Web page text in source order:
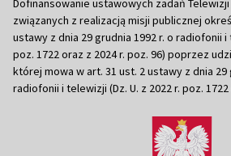
Dofinansowanie ustawowych zadań
związanych z realizacją misji publicznej
ustawy z dnia 29 grudnia 1992 r. o radiofonii i
poz. 1722 oraz z 2024 r. poz. 96) poprzez
której mowa w art. 31 ust. 2 ustawy z dnia 29
radiofonii i telewizji (Dz. U. z 2022 r. poz.